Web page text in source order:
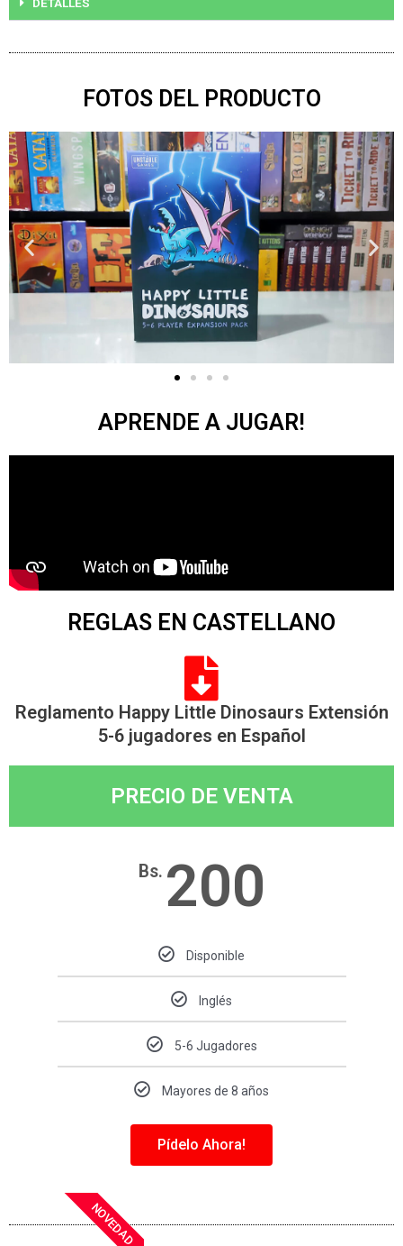
FOTOS DEL PRODUCTO
APRENDE A JUGAR!
REGLAS EN CASTELLANO
Reglamento Happy Little Dinosaurs Extensión
5-6 jugadores en Español
PRECIO DE VENTA
Bs. 200
Disponible
Inglés
5-6 Jugadores
Mayores de 8 años
Pídelo Ahora!
NOVEDAD